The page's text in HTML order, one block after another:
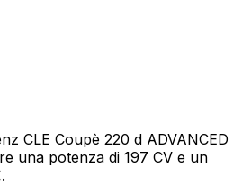
CLE Coupè 220 d ADVANCED
una potenza di 197 CV e un